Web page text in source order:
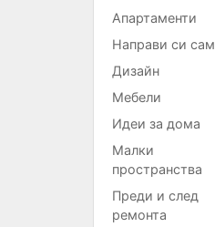
Апартаменти
Направи си сам
Дизайн
Мебели
Идеи за дома
Малки
пространства
Преди и след
ремонта